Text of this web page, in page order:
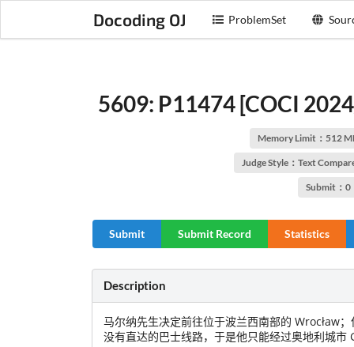
Docoding OJ ProblemSet
5609: P11474 [COCI
Memory Limit：512
Judge Style：Text
Submit：0
Submit Submit Record Statistics
Description
马尔纳先生决定前往位于波兰西南部的 Wrocław
没有直达的巴士线路，于是他只能经过奥地利城市